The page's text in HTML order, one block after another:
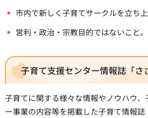
市内で新しく子育てサークルを立ち上
営利・政治・宗教目的ではないこと。
子育て支援センター情報誌「さ
子育てに関する様々な情報やノウハウ、
ー事業の内容等を掲載した子育て情報誌